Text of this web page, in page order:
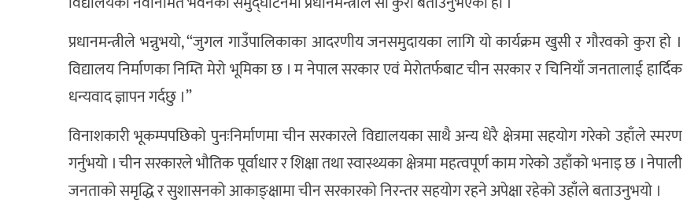
प्रधानमन्त्रीले भन्नुभयो, “जुगल गाउँपालिकाका आदरणीय जनसमुदायका लागि यो कार्यक्रम खुसी र गौरवको कुरा हो ।
विद्यालय निर्माणका निम्ति मेरो भूमिका छ । म नेपाल सरकार एवं मेरोतर्फबाट चीन सरकार र चिनियाँ जनतालाई हार्दिक
धन्यवाद ज्ञापन गर्दछु ।”
विनाशकारी भूकम्पपछिको पुनःनिर्माणमा चीन सरकारले विद्यालयका साथै अन्य धेरै क्षेत्रमा सहयोग गरेको उहाँले स्मरण
गर्नुभयो । चीन सरकारले भौतिक पूर्वाधार र शिक्षा तथा स्वास्थ्यका क्षेत्रमा महत्वपूर्ण काम गरेको उहाँको भनाइ छ । नेपाली
जनताको समृद्धि र सुशासनको आकाङ्क्षामा चीन सरकारको निरन्तर सहयोग रहने अपेक्षा रहेको उहाँले बताउनुभयो ।